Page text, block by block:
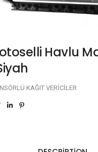
Havlu
KAĞIT VERICILER